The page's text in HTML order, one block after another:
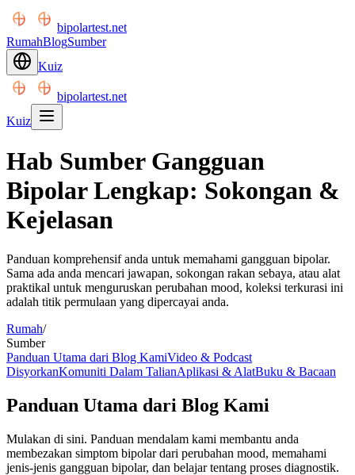
bipolartest.net
RumahBlogSumber
Kuiz
bipolartest.net
Kuiz
Hab Sumber Gangguan
Bipolar Lengkap: Sokongan &
Kejelasan
Panduan komprehensif anda untuk memahami gangguan bipolar.
Sama ada anda mencari jawapan, sokongan rakan sebaya, atau alat
praktikal untuk menguruskan perubahan mood, koleksi terkurasi ini
adalah titik permulaan yang dipercayai anda.
Rumah/
Sumber
Panduan Utama dari Blog KamiVideo & Podcast
DisyorkanKomuniti Dalam TalianAplikasi & AlatBuku & Bacaan
Panduan Utama dari Blog Kami
Mulakan di sini. Panduan mendalam kami membantu anda
membezakan simptom bipolar dari perubahan mood, memahami
jenis-jenis gangguan bipolar, dan belajar tentang proses diagnostik.